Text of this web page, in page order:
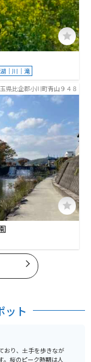
湖｜川｜滝
県比企郡小川町青山９４８
ット
おり、土手を歩きなが
。桜のピーク時期は人